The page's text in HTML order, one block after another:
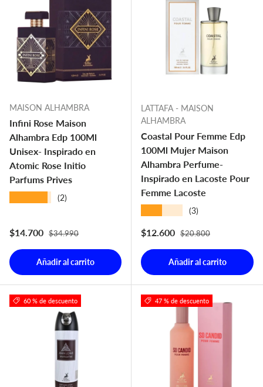
MAISON ALHAMBRA
Infini Rose Maison
Alhambra Edp 100Ml
Unisex- Inspirado en
Atomic Rose Initio
Parfums Prives
(2)
Precio de venta
$14.700 Precio normal
$34.990
Añadir al carrito
LATTAFA - MAISON
ALHAMBRA
Coastal Pour Femme Edp
100Ml Mujer Maison
Alhambra Perfume-
Inspirado en Lacoste Pour
Femme Lacoste
(3)
Precio de venta
$12.600 Precio normal
$20.800
Añadir al carrito
60 % de descuento 47 % de descuento